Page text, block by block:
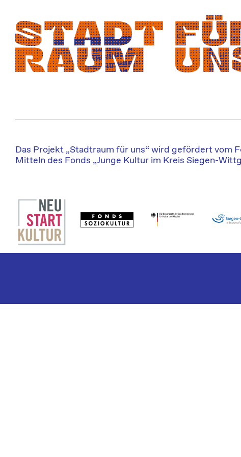
Inhalt
springen
Das Projekt „Stadtraum für uns“ wird gefördert vom
Mitteln des Fonds „Junge Kultur im Kreis Siegen-